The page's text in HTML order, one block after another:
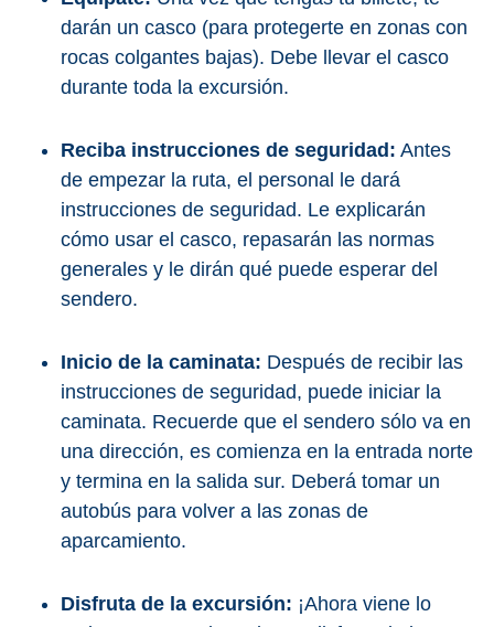
darán un casco (para protegerte en zonas con
rocas colgantes bajas). Debe llevar el casco
durante toda la excursión.
Reciba instrucciones de seguridad: Antes
de empezar la ruta, el personal le dará
instrucciones de seguridad. Le explicarán
cómo usar el casco, repasarán las normas
generales y le dirán qué puede esperar del
sendero.
Inicio de la caminata: Después de recibir las
instrucciones de seguridad, puede iniciar la
caminata. Recuerde que el sendero sólo va en
una dirección, es comienza en la entrada norte
y termina en la salida sur. Deberá tomar un
autobús para volver a las zonas de
aparcamiento.
Disfruta de la excursión: ¡Ahora viene lo